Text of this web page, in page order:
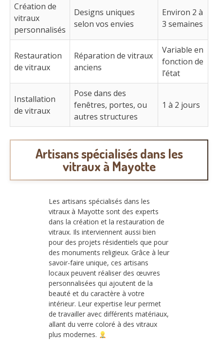
Création de
vitraux
personnalisés
Designs uniques
selon vos envies
Environ 2 à
3 semaines
Restauration
de vitraux
Réparation de vitraux
anciens
Variable en
fonction de
l’état
Installation
de vitraux
Pose dans des
fenêtres, portes, ou
autres structures
1 à 2 jours
Artisans spécialisés dans les
vitraux à Mayotte
Les artisans spécialisés dans les
vitraux à Mayotte sont des experts
dans la création et la restauration de
vitraux. Ils interviennent aussi bien
pour des projets résidentiels que pour
des monuments religieux. Grâce à leur
savoir-faire unique, ces artisans
locaux peuvent réaliser des œuvres
personnalisées qui ajoutent de la
beauté et du caractère à votre
intérieur. Leur expertise leur permet
de travailler avec différents matériaux,
allant du verre coloré à des vitraux
plus modernes.